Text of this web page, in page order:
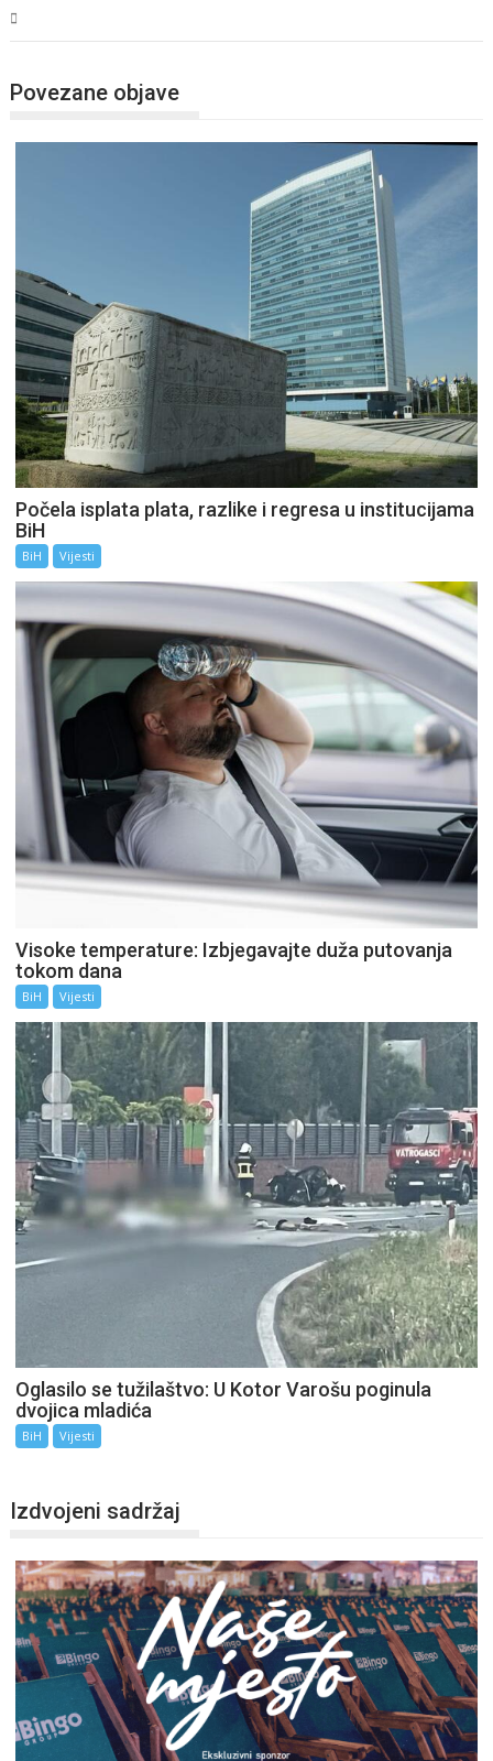
Povezane objave
Počela isplata plata, razlike i regresa u institucijama
BiH
BiH Vijesti
Visoke temperature: Izbjegavajte duža putovanja
tokom dana
BiH Vijesti
Oglasilo se tužilaštvo: U Kotor Varošu poginula
dvojica mladića
BiH Vijesti
Izdvojeni sadržaj